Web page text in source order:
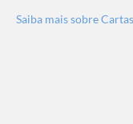
Saiba mais sobre